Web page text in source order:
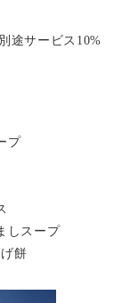
途サービス10%
プ
しスープ
餅